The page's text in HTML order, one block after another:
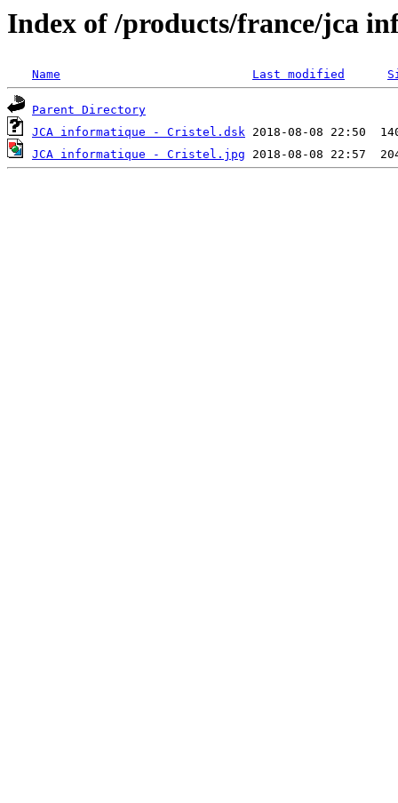
Index of /products/france/jca
Name Last modified
Parent Directory
JCA informatique - Cristel.dsk
JCA informatique - Cristel.jpg